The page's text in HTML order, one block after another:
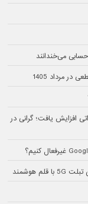
افزایش یافت؛ گرانی در